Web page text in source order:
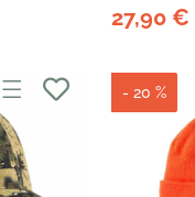
27,90 €
- 20 %